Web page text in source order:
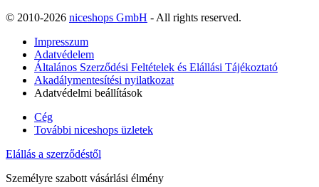
© 2010-2026 niceshops GmbH - All rights reserved.
Impresszum
Adatvédelem
Általános Szerződési Feltételek és Elállási Tájékoztató
Akadálymentesítési nyilatkozat
Adatvédelmi beállítások
Cég
További niceshops üzletek
Elállás a szerződéstől
Személyre szabott vásárlási élmény